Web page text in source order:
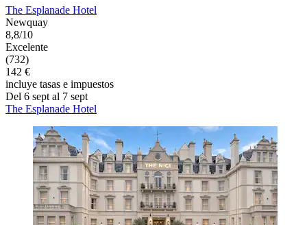
The Esplanade Hotel
Newquay
8,8/10
Excelente
(732)
142 €
incluye tasas e impuestos
Del 6 sept al 7 sept
The Esplanade Hotel